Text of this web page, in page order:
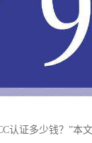
认证多少钱？”